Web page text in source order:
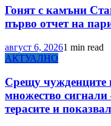
Гонят с камъни
първо отчет на
август 6, 20261 min read
АКТУАЛНО
Срещу чужденците
множество
терасите и